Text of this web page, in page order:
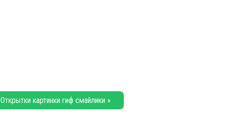
Открытки картинки гиф смайлики »